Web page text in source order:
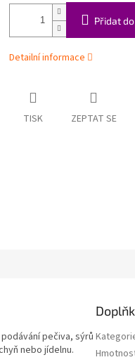
Přidat
Detailní informace
TISK ZEPTAT SE
pečiva, sýrů
nebo jídelnu.